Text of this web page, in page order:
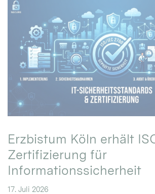
Erzbistum Köln erhält
Zertifizierung für
Informationssicherheit
17. Juli 2026